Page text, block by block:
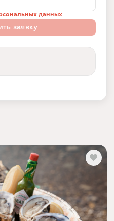
данных
заявку
спам.